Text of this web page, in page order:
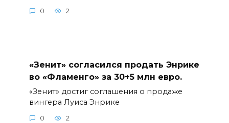
0 2
«Зенит» согласился продать Энрике
во «Фламенго» за 30+5 млн евро.
«Зенит» достиг соглашения о продаже
вингера Луиса Энрике
0 2